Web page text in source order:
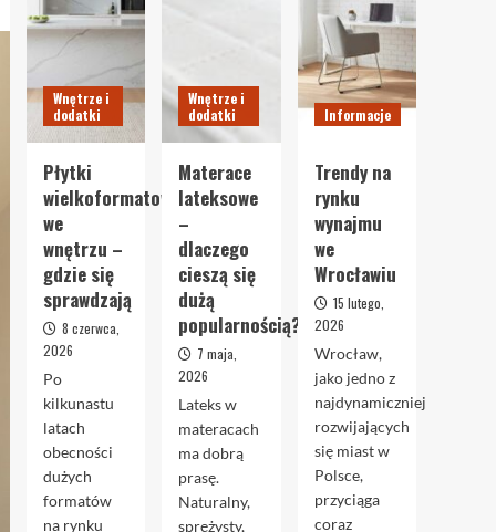
Wnętrze i
dodatki
Płytki
wielkoformatowe
we
wnętrzu –
gdzie się
sprawdzają
8 czerwca,
2026
Po
kilkunastu
latach
obecności
dużych
formatów
na rynku
Wnętrze i
dodatki
Materace
lateksowe
–
dlaczego
cieszą się
dużą
popularnością?
7 maja,
2026
Lateks w
materacach
ma dobrą
prasę.
Naturalny,
sprężysty,
Informacje
Trendy na
rynku
wynajmu
we
Wrocławiu
15 lutego,
2026
Wrocław,
jako jedno z
najdynamiczniej
rozwijających
się miast w
Polsce,
przyciąga
coraz